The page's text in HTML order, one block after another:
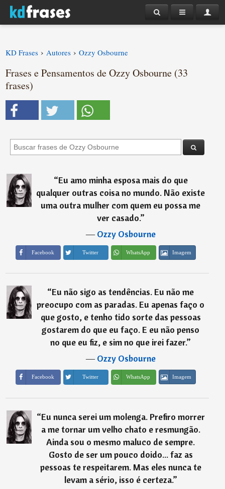
KD Frases › Autores › Ozzy Osbourne
Frases e Pensamentos de Ozzy Osbourne (33
frases)
“Eu amo minha esposa mais do que
qualquer outras coisa no mundo. Não existe
uma outra mulher com quem eu possa me
ver casado.”
―Ozzy Osbourne
Facebook Twitter WhatsApp Imagem
“Eu não sigo as tendências. Eu não me
preocupo com as paradas. Eu apenas faço o
que gosto, e tenho tido sorte das pessoas
gostarem do que eu faço. E eu não penso
no que eu fiz, e sim no que irei fazer.”
―Ozzy Osbourne
Facebook Twitter WhatsApp Imagem
“Eu nunca serei um molenga. Prefiro morrer
a me tornar um velho chato e resmungão.
Ainda sou o mesmo maluco de sempre.
Gosto de ser um pouco doido... faz as
pessoas te respeitarem. Mas eles nunca te
levam a sério, isso é certeza.”